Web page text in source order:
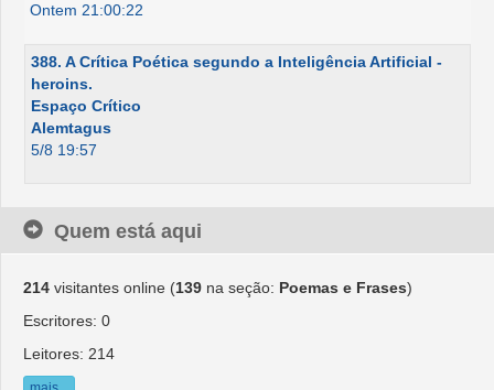
Ontem 21:00:22
388. A Crítica Poética segundo a Inteligência Artificial -
heroins.
Espaço Crítico
Alemtagus
5/8 19:57
Quem está aqui
214 visitantes online (139 na seção: Poemas e Frases)
Escritores: 0
Leitores: 214